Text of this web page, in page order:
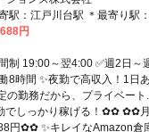
最寄り駅：東武野田線沿線「江
＊車・バイク・自転車通勤OK (無料駐
松戸市・野田市・船橋市・三
葛飾区・江東区・つくば市等
円
制 19:00～翌4:00 ✅️週2日～
8時間 ✨️夜勤で高収入！1
の勤務だから、プライベート
でしっかり稼げる！✿✿ ✿✿
円✿✿ ✨️キレイなAmazon倉